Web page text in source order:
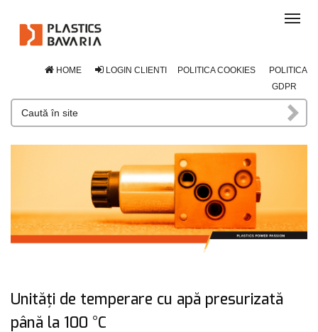
HOME LOGIN CLIENTI POLITICA COOKIES
POLITICA
GDPR
Unități de temperare cu apă presurizată
până la 100 °C